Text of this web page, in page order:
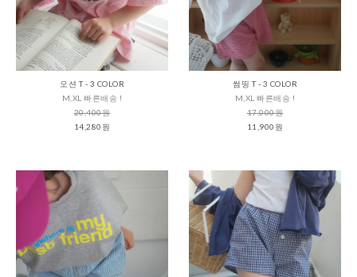
오션 T - 3 COLOR
M,XL 빠른배송 !
20,400원
14,280원
썸띵 T - 3 COLOR
M,XL 빠른배송 !
17,000원
11,900원